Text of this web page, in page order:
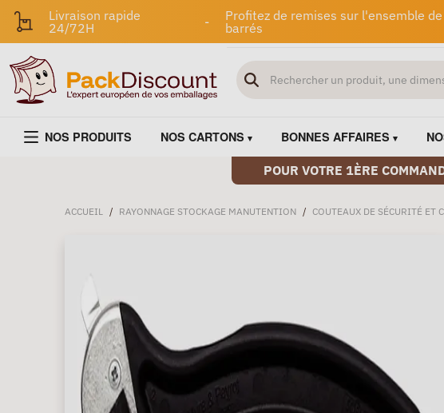
Livraison rapide
24/72H
-
Profitez de remises sur l'ensemble
barrés
NOS PRODUITS NOS CARTONS BONNES AFFAIRES
POUR VOTRE 1ÈRE
ACCUEIL / RAYONNAGE STOCKAGE MANUTENTION / COUTEAUX DE SÉCURITÉ ET